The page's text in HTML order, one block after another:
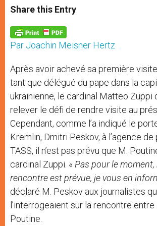
t
s
p
p
s
e
g
e
r
e
b
o
k
Share this Entry
Par Joachin Meisner Hertz
Après avoir achevé sa première
tant que délégué du pape dans la
ukrainienne, le cardinal Matteo Zuppi
relever le défi de rendre visite au
Cependant, comme l’a indiqué le
Kremlin, Dmitri Peskov, à l’agence
TASS, il n’est pas prévu que M.
cardinal Zuppi. « Pas pour le
rencontre est prévue, je vous en
déclaré M. Peskov aux journalistes
l’interrogeaient sur la rencontre entre
Poutine.